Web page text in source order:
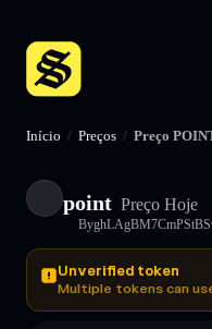
Início / Preços / Preço
point Preço Hoje
Unverified token
Multiple tokens can